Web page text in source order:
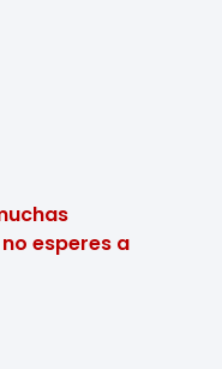
esperes a